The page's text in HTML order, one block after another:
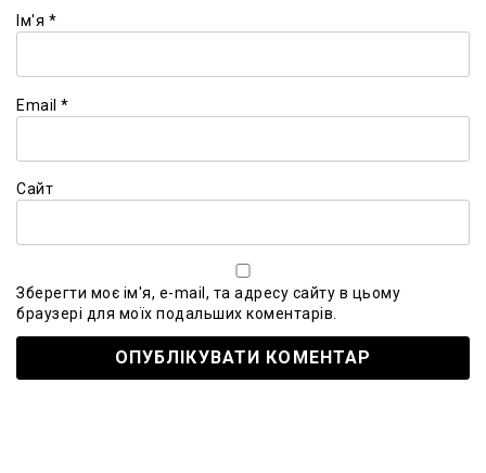
Ім'я *
Email *
Сайт
Зберегти моє ім'я, e-mail, та адресу сайту в цьому
браузері для моїх подальших коментарів.